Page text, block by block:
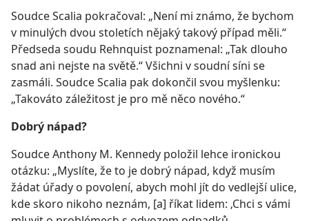
Soudce Scalia pokračoval: „Není mi známo, že bychom
v minulých dvou stoletích nějaký takový případ měli.“
Předseda soudu Rehnquist poznamenal: „Tak dlouho
snad ani nejste na světě.“ Všichni v soudní síni se
zasmáli. Soudce Scalia pak dokončil svou myšlenku:
„Takováto záležitost je pro mě něco nového.“
Dobrý nápad?
Soudce Anthony M. Kennedy položil lehce ironickou
otázku: „Myslíte, že to je dobrý nápad, když musím
žádat úřady o povolení, abych mohl jít do vedlejší ulice,
kde skoro nikoho neznám, [a] říkat lidem: ‚Chci s vámi